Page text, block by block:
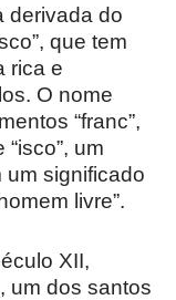
derivada do
que tem
rica e
O nome
“franc”,
“isco”, um
um significado
livre”.
XII,
um dos santos